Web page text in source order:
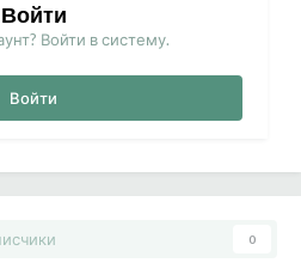
Войти
Войти в систему.
Войти
0